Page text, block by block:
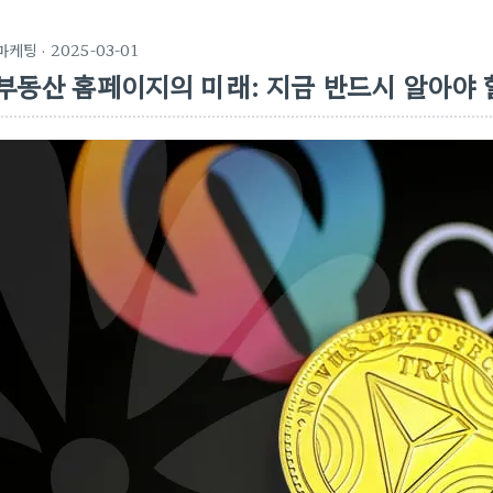
케팅 · 2025-03-01
동산 홈페이지의 미래: 지금 반드시 알아야